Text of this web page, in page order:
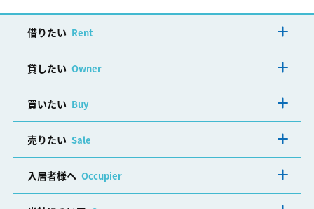
借りたい Rent
貸したい Owner
買いたい Buy
売りたい Sale
入居者様へ Occupier